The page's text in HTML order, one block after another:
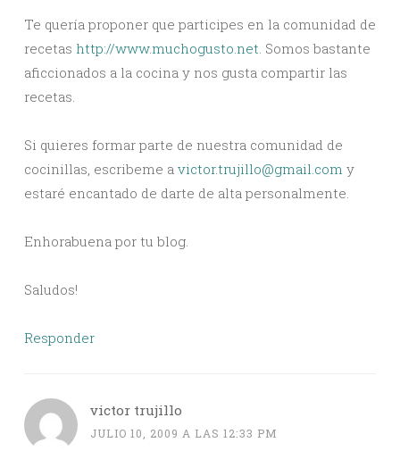
Te quería proponer que participes en la comunidad de
recetas http://www.muchogusto.net. Somos bastante
aficcionados a la cocina y nos gusta compartir las
recetas.
Si quieres formar parte de nuestra comunidad de
cocinillas, escribeme a victor.trujillo@gmail.com y
estaré encantado de darte de alta personalmente.
Enhorabuena por tu blog.
Saludos!
Responder
victor trujillo
JULIO 10, 2009 A LAS 12:33 PM